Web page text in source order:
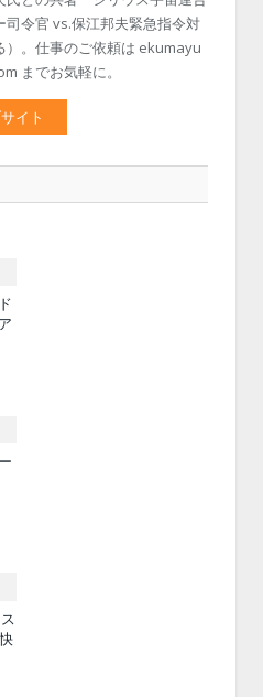
司令官 vs.保江邦夫緊急指令対
）。仕事のご依頼は ekumayu
までお気軽に。
イト